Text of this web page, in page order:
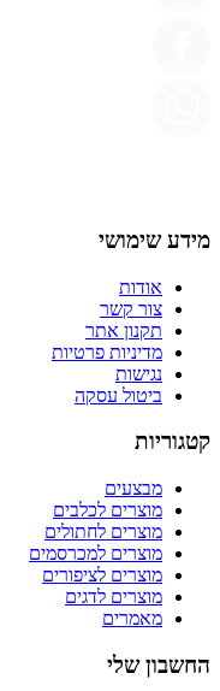
מידע שימושי
אודות
צור קשר
תקנון אתר
מדיניות פרטיות
נגישות
ביטול עסקה
קטגוריות
מבצעים
מוצרים לכלבים
מוצרים לחתולים
מוצרים למכרסמים
מוצרים לציפורים
מוצרים לדגים
מאמרים
החשבון שלי